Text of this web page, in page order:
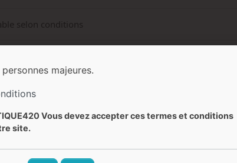
selon conditions
150cm en extérieur
bois de cèdre, agrumes, bois oriental, résine
résine, boisé, fruité, pin
majeures.
Vous devez accepter ces termes et conditions
site.